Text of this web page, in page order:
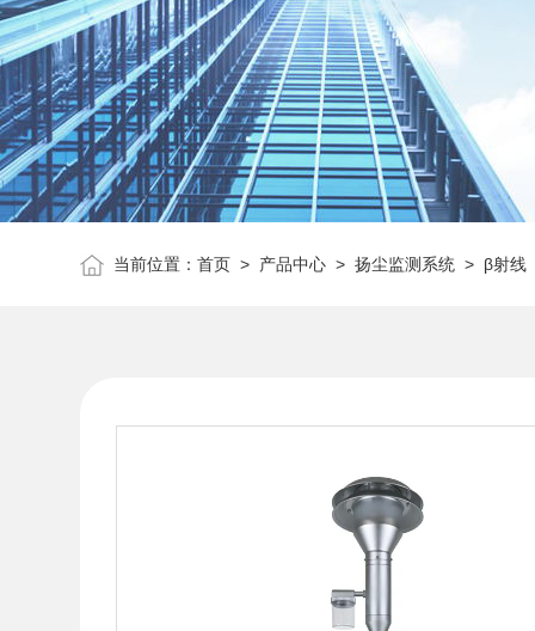
当前位置：首页 > 产品中心 >扬尘监测系统 > β射线